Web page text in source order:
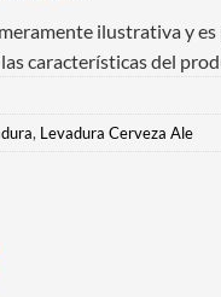
ilustrativa y
características del
, Levadura Cerveza Ale